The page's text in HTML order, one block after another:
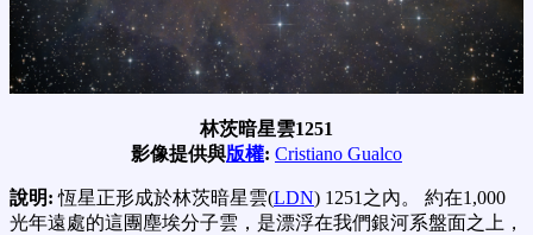
林茨暗星雲1251
影像提供與版權: Cristiano Gualco
說明:恆星正形成於林茨暗星雲(LDN) 1251之內。 約在1,000
光年遠處的這團塵埃分子雲，是漂浮在我們銀河系盤面之上，